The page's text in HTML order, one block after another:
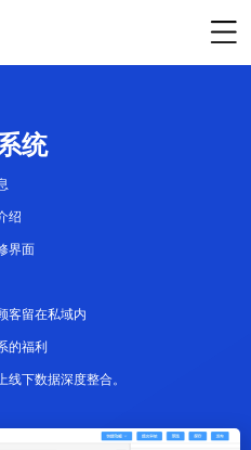
统
绍
界面
客留在私域内
的福利
下数据深度整合。